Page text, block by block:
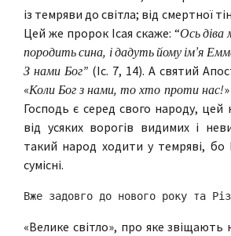
із темряви до світла; від смертної
Цей же пророк Ісая скаже: “Ось діва
породить сина, і дадуть йому ім’я
З нами Бог” (Іс. 7, 14). А святий
«Коли Бог з нами, то хто проти нас!
Господь є серед свого народу,
від усяких ворогів видимих і
такий народ ходити у темряві, бо
сумісні.
Вже задовго до нового року та
«Велике світло», про яке звіщають